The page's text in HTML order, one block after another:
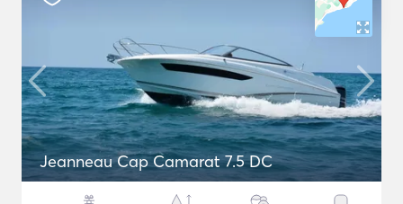
Jeanneau Cap Camarat 7.5 DC